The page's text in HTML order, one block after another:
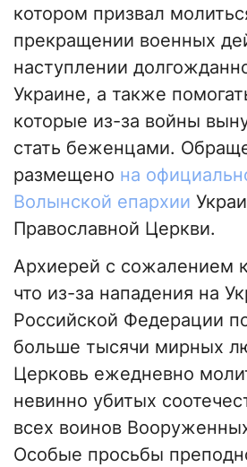
котором призвал
прекращении военных
наступлении
Украине, а также
которые из-за войны
стать беженцами.
размещено на
Волынской епархии
Православной Церкви.
Архиерей с сожалением
что из-за нападения на
Российской Федерации
больше тысячи мирных
Церковь ежедневно
невинно убитых
всех воинов
Особые просьбы